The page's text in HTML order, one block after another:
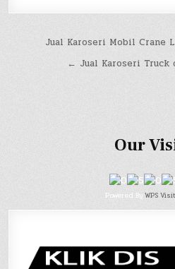
navigation
Jual Karoseri Mobil
← Jual Karoseri Truck
Our
Powered By WPS